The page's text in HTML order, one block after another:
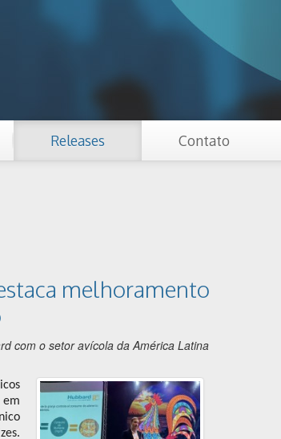
Releases Contato
melhoramento
com o setor avícola da América Latina